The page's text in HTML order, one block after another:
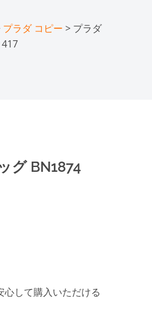
プラダ コピー > プラダ
グ BN1874
して購入いただける